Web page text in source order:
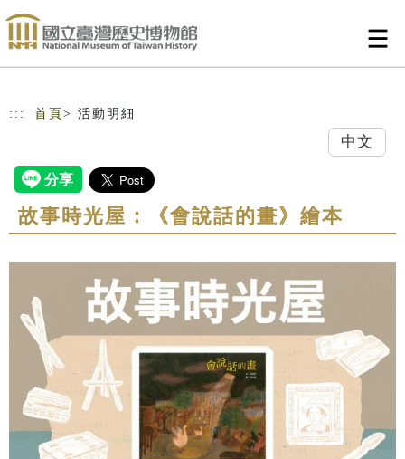
跳到主要內容
網站導覽
::: 首頁 > 活動明細
中文
故事時光屋：《會說話的畫》繪本